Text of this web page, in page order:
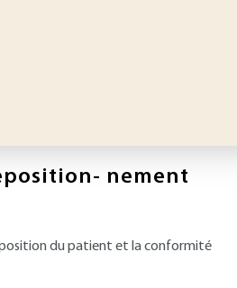
nement
du patient et la conformité